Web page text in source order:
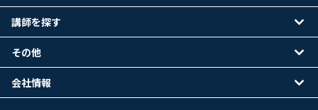
講師を探す
その他
会社情報